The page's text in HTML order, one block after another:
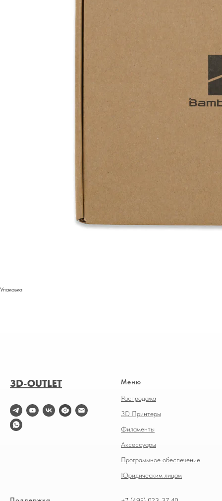
Упаковка
3D-OUTLET Меню
Распродажа
3D Принтеры
Филаменты
Аксессуары
Программное обеспечение
Юридическим лицам